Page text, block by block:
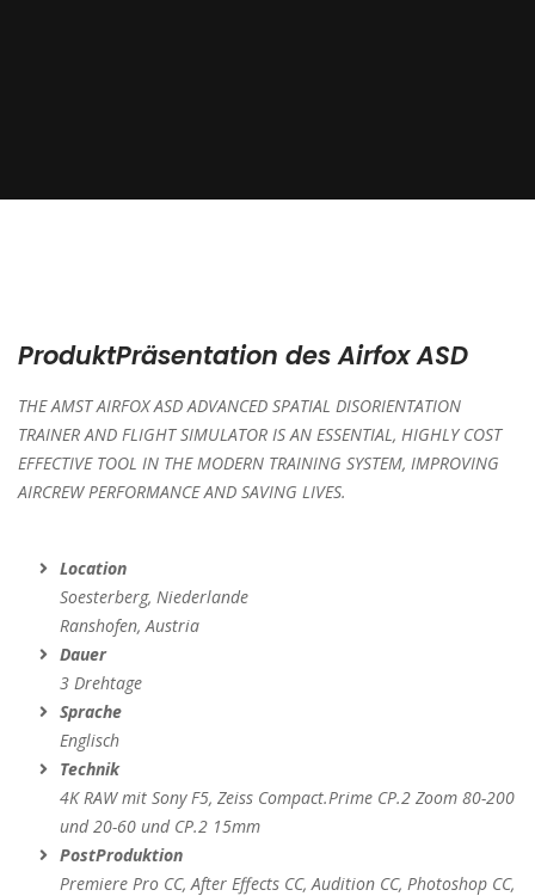
ProduktPräsentation des Airfox ASD
THE AMST AIRFOX ASD ADVANCED SPATIAL DISORIENTATION
TRAINER AND FLIGHT SIMULATOR IS AN ESSENTIAL, HIGHLY COST
EFFECTIVE TOOL IN THE MODERN TRAINING SYSTEM, IMPROVING
AIRCREW PERFORMANCE AND SAVING LIVES.
Location
Soesterberg, Niederlande
Ranshofen, Austria
Dauer
3 Drehtage
Sprache
Englisch
Technik
4K RAW mit Sony F5, Zeiss Compact.Prime CP.2 Zoom 80-200
und 20-60 und CP.2 15mm
PostProduktion
Premiere Pro CC, After Effects CC, Audition CC, Photoshop CC,